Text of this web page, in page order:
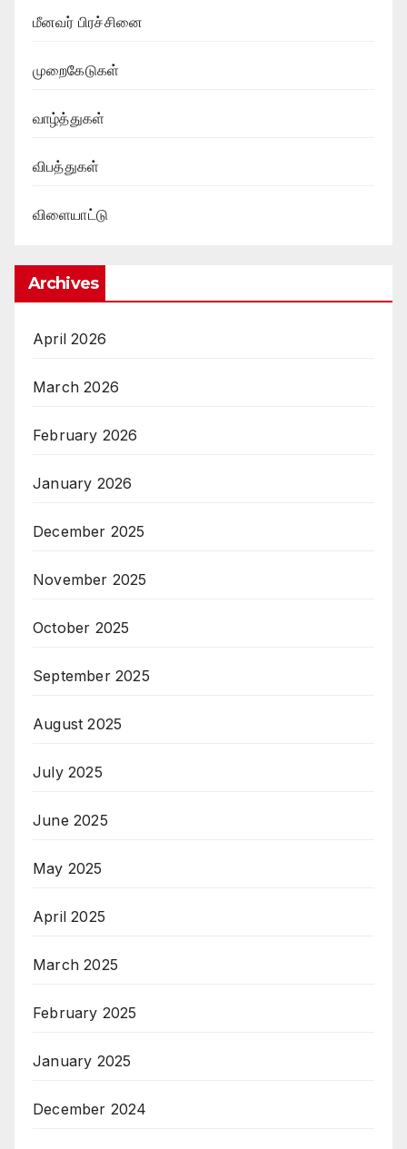
மீனவர் பிரச்சினை
முறைகேடுகள்
வாழ்த்துகள்
விபத்துகள்
விளையாட்டு
Archives
April 2026
March 2026
February 2026
January 2026
December 2025
November 2025
October 2025
September 2025
August 2025
July 2025
June 2025
May 2025
April 2025
March 2025
February 2025
January 2025
December 2024